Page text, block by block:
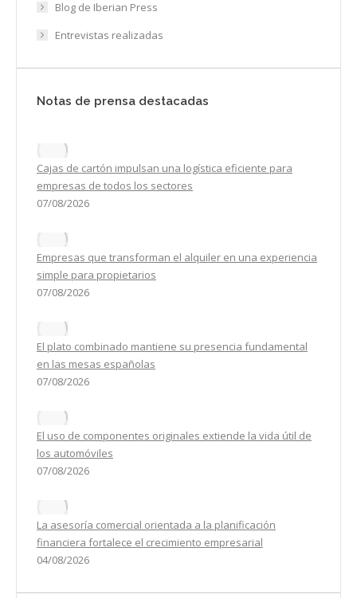
Blog de Iberian Press
Entrevistas realizadas
Notas de prensa destacadas
Cajas de cartón impulsan una logística eficiente para
empresas de todos los sectores
07/08/2026
Empresas que transforman el alquiler en una experiencia
simple para propietarios
07/08/2026
El plato combinado mantiene su presencia fundamental
en las mesas españolas
07/08/2026
El uso de componentes originales extiende la vida útil de
los automóviles
07/08/2026
La asesoría comercial orientada a la planificación
financiera fortalece el crecimiento empresarial
04/08/2026